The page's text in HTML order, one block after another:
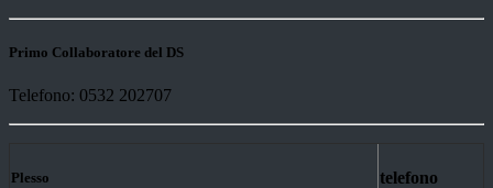
Primo Collaboratore del DS
Telefono: 0532 202707
Plesso telefono